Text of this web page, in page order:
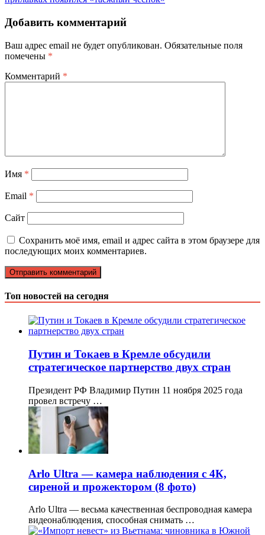
Добавить комментарий
Ваш адрес email не будет опубликован. Обязательные поля
помечены *
Комментарий *
Имя *
Email *
Сайт
Сохранить моё имя, email и адрес сайта в этом браузере для
последующих моих комментариев.
Топ новостей на сегодня
Путин и Токаев в Кремле обсудили
стратегическое партнерство двух стран
Президент РФ Владимир Путин 11 ноября 2025 года
провел встречу …
Arlo Ultra — камера наблюдения с 4К,
сиреной и прожектором (8 фото)
Arlo Ultra — весьма качественная беспроводная камера
видеонаблюдения, способная снимать …